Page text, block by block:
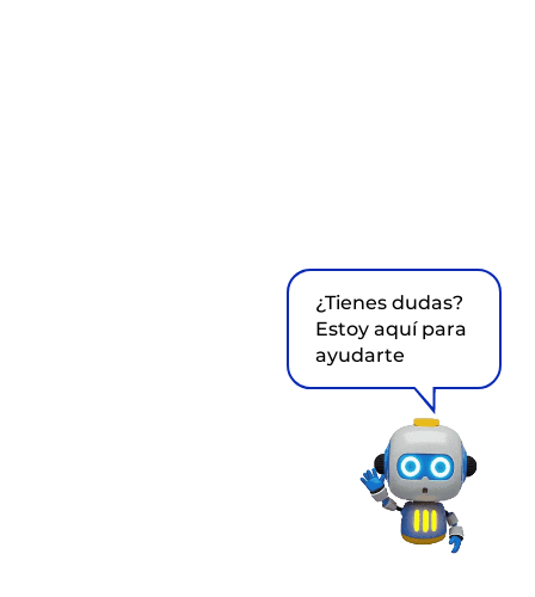
¿Tienes dudas?
Estoy aquí para
ayudarte